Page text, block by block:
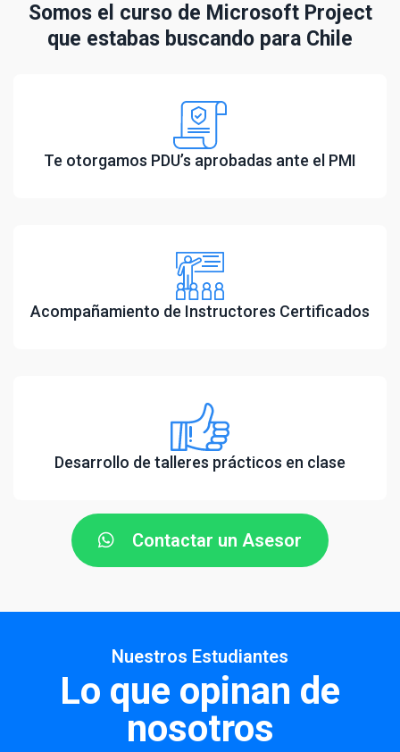
Somos el curso de Microsoft Project
que estabas buscando para Chile
Te otorgamos PDU’s aprobadas ante el PMI
Acompañamiento de Instructores Certificados
Desarrollo de talleres prácticos en clase
Contactar un Asesor
Nuestros Estudiantes
Lo que opinan de
nosotros